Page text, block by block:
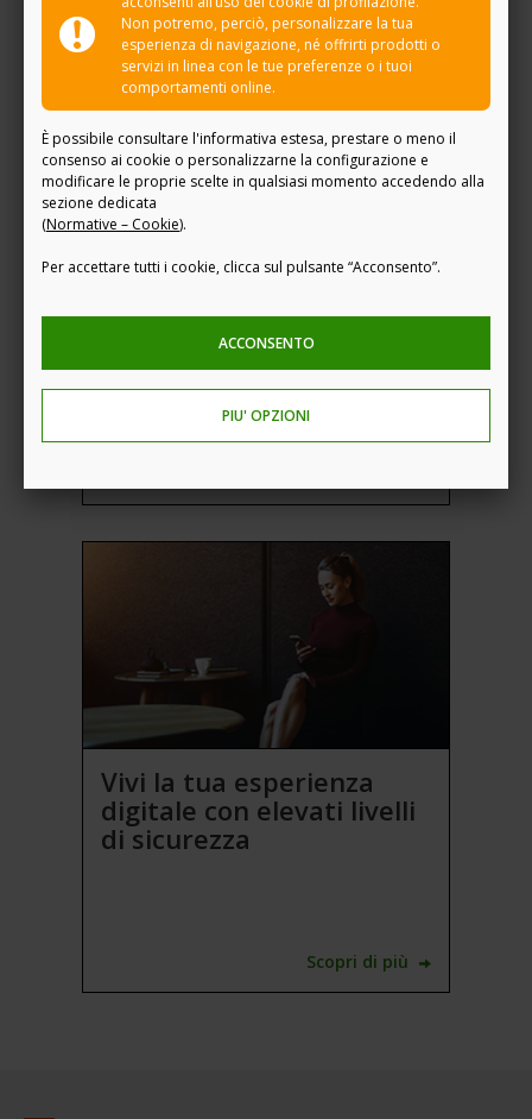
2025
Fideuram - Intesa Sanpaolo Private
Vivi la tua esperienza
digitale con elevati livelli
di sicurezza
Scopri di più
Non potremo, perciò, personalizzare la tua
esperienza di navigazione, né offrirti prodotti o
servizi in linea con le tue preferenze o i tuoi
comportamenti online.
È possibile consultare l'informativa estesa, prestare o meno il
consenso ai cookie o personalizzarne la configurazione e
modificare le proprie scelte in qualsiasi momento accedendo alla
sezione dedicata
(Normative – Cookie).
Per accettare tutti i cookie, clicca sul pulsante “Acconsento”.
PIU' OPZIONI
ACCONSENTO